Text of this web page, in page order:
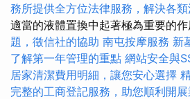
務所提供全方位法律服務，解決各
適當的液體置換中起著極為重要的作
題，徵信社的協助 南屯按摩服務 新
了解第一年管理的重點 網站安全與
居家清潔費用明細，讓您安心選擇
完整的工商登記服務，助您順利開